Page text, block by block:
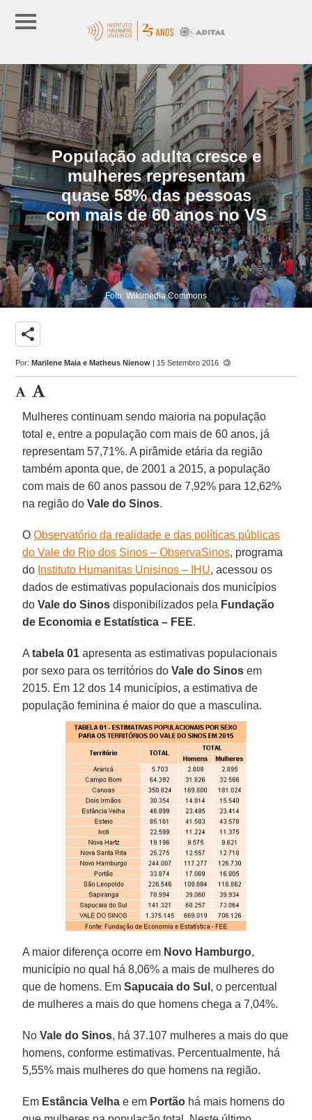
População adulta cresce e
mulheres representam
quase 58% das pessoas
com mais de 60 anos no VS
Foto: Wikimedia Commons
share
Por:Marilene Maia e Matheus Nienow | 15 Setembro 2016
Mulheres continuam sendo maioria na população
total e, entre a população com mais de 60 anos, já
representam 57,71%. A pirâmide etária da região
também aponta que, de 2001 a 2015, a população
com mais de 60 anos passou de 7,92% para 12,62%
na região doVale do Sinos.
OObservatório da realidade e das políticas públicas
do Vale do Rio dos Sinos – ObservaSinos, programa
do Instituto Humanitas Unisinos – IHU, acessou os
dados de estimativas populacionais dos municípios
doVale do Sinos disponibilizados pela Fundação
de Economia e Estatística – FEE.
Atabela 01 apresenta as estimativas populacionais
por sexo para os territórios doVale do Sinos em
2015. Em 12 dos 14 municípios, a estimativa de
população feminina é maior do que a masculina.
A maior diferença ocorre em Novo Hamburgo,
município no qual há 8,06% a mais de mulheres do
que de homens. EmSapucaia do Sul , o percentual
de mulheres a mais do que homens chega a 7,04%.
NoVale do Sinos, há 37.107 mulheres a mais do que
homens, conforme estimativas. Percentualmente, há
5,55% mais mulheres do que homens na região.
Em Estância Velha e em Portão há mais homens do